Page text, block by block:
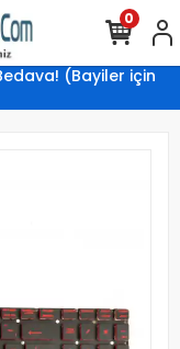
(Bayiler için
0